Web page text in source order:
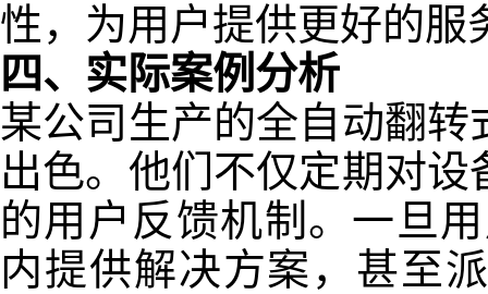
性，为用户提供更好的服
四、实际案例分析
某公司生产的全自动翻
出色。他们不仅定期对
的用户反馈机制。一旦
内提供解决方案，甚至